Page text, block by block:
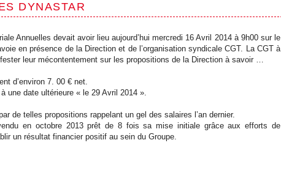
DYNASTAR
Annuelles devait avoir lieu aujourd’hui mercredi 16 Avril 2014 à 9h00 sur le
en présence de la Direction et de l’organisation syndicale CGT. La CGT à
leur mécontentement sur les propositions de la Direction à savoir …
d’environ 7. 00 € net.
une date ultérieure « le 29 Avril 2014 ».
de telles propositions rappelant un gel des salaires l’an dernier.
en octobre 2013 prêt de 8 fois sa mise initiale grâce aux efforts de
un résultat financier positif au sein du Groupe.